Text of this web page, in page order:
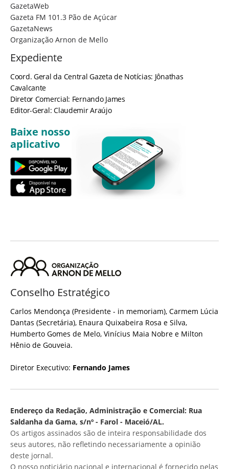
GazetaWeb
Gazeta FM 101.3 Pão de Açúcar
GazetaNews
Organização Arnon de Mello
Expediente
Coord. Geral da Central Gazeta de Notícias: Jônathas
Cavalcante
Diretor Comercial: Fernando James
Editor-Geral: Claudemir Araújo
Baixe nosso
aplicativo
Conselho Estratégico
Carlos Mendonça (Presidente - in memoriam), Carmem Lúcia
Dantas (Secretária), Enaura Quixabeira Rosa e Silva,
Humberto Gomes de Melo, Vinícius Maia Nobre e Milton
Hênio de Gouveia.
Diretor Executivo: Fernando James
Endereço da Redação, Administração e Comercial: Rua
Saldanha da Gama, s/nº - Farol - Maceió/AL.
Os artigos assinados são de inteira responsabilidade dos
seus autores, não refletindo necessariamente a opinião
deste jornal.
O nosso noticiário nacional e internacional é fornecido pelas